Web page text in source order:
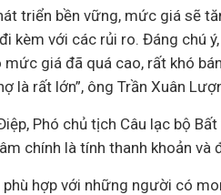
triển bền vững, mức giá sẽ
kèm với các rủi ro. Đáng chú
mức giá đã quá cao, rất khó
là rất lớn”, ông Trần Xuân
Phó chủ tịch Câu lạc bộ
chính là tính thanh khoản và
hợp với những người có